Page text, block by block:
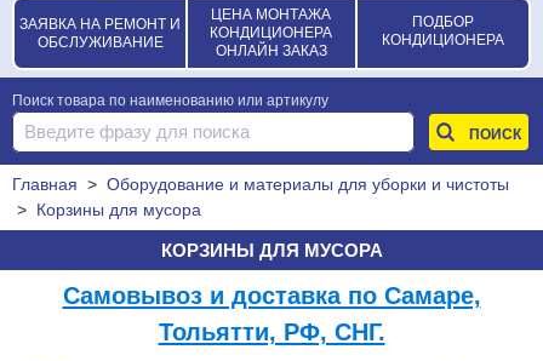
ЗАЯВКА НА РЕМОНТ И
ОБСЛУЖИВАНИЕ
ЦЕНА МОНТАЖА
КОНДИЦИОНЕРА
ОНЛАЙН ЗАКАЗ
ПОДБОР
КОНДИЦИОНЕРА
Поиск товара по наименованию или артикулу
Главная > Оборудование и материалы для уборки и чистоты
> Корзины для мусора
КОРЗИНЫ ДЛЯ МУСОРА
Самовывоз и доставка по Самаре,
Тольятти, РФ, СНГ.